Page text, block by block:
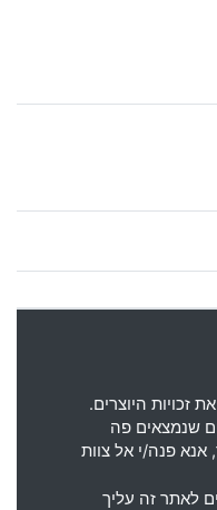
זכויות היוצרים.
שנמצאים פה
, אנא פנה/י אל צוות
לאתר זה עליך